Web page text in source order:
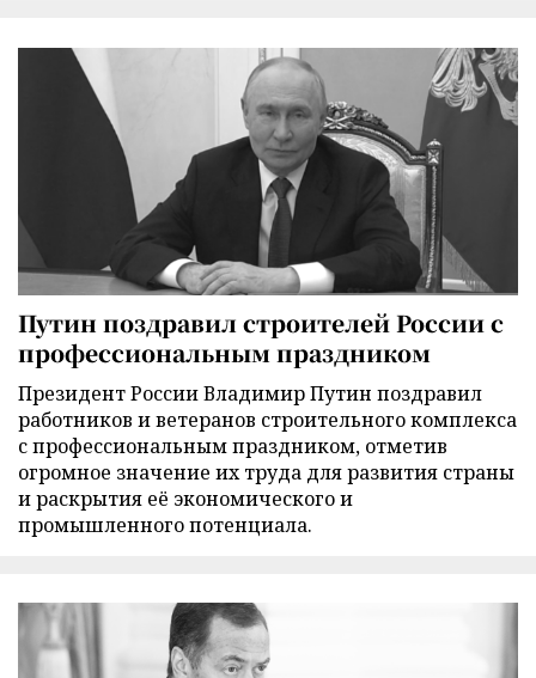
Путин поздравил строителей России с
профессиональным праздником
Президент России Владимир Путин поздравил
работников и ветеранов строительного комплекса
с профессиональным праздником, отметив
огромное значение их труда для развития страны
и раскрытия её экономического и
промышленного потенциала.